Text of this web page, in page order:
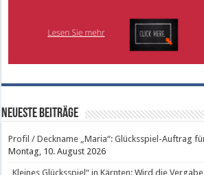
Neueste Beiträge
Profil / Deckname „Maria“: Glücksspiel-Auftrag
Montag, 10. August 2026
„Kleines Glücksspiel“ in Kärnten: Wird die